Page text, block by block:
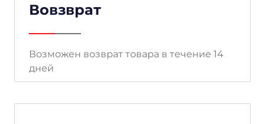
Вовзврат
Возможен возврат товара в течение 14
дней